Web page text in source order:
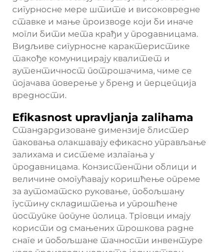
сигурносне мере штите и високовредне
ставке и мање производе који би иначе
могли бити мета крађи у продавницама.
Видљиве сигурносне карактеристике
такође комуницирају квалитет и
аутентичност потрошачима, чиме се
појачава поверење у бренд и перцепција
вредности.
Efikasnost upravljanja zalihama
Стандардизоване димензије блистер
паковања олакшавају ефикасно управљање
залихама и системе излагања у
продавницама. Конзистентни облици и
величине омогућавају коришћење опреме
за аутоматско руковање, побољшану
густину складиштења и упрошћене
поступке попуне полица. Трговци имају
користи од смањених трошкова радне
снаге и побољшане тачности инвентуре